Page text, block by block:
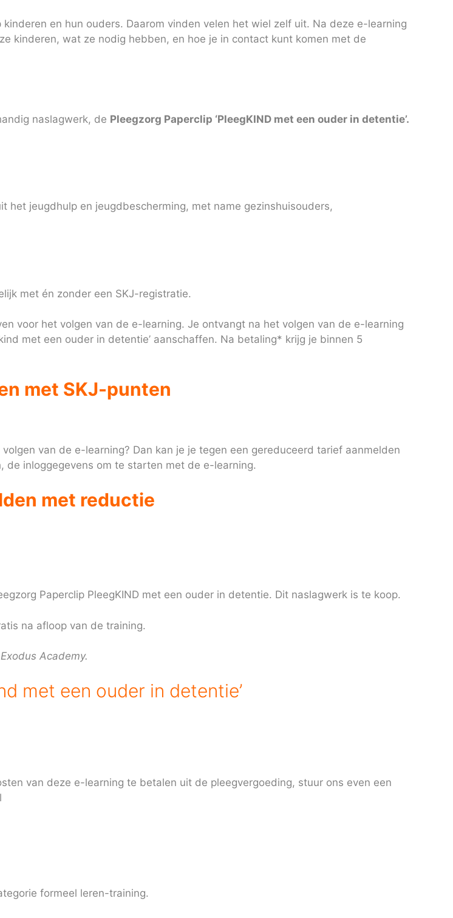
en hun ouders. Daarom vinden velen het wiel zelf uit. Na deze e-learning
kinderen, wat ze nodig hebben, en hoe je in contact kunt komen met de
naslagwerk, de Pleegzorg Paperclip ‘PleegKIND met een ouder in detentie’.
het jeugdhulp en jeugdbescherming, met name gezinshuisouders,
met én zonder een SKJ-registratie.
voor het volgen van de e-learning. Je ontvangt na het volgen van de e-learning
met een ouder in detentie’ aanschaffen. Na betaling* krijg je binnen 5
met SKJ-punten
van de e-learning? Dan kan je je tegen een gereduceerd tarief aanmelden
inloggegevens om te starten met de e-learning.
met reductie
Paperclip PleegKIND met een ouder in detentie. Dit naslagwerk is te koop.
na afloop van de training.
Academy.
met een ouder in detentie’
van deze e-learning te betalen uit de pleegvergoeding, stuur ons even een
formeel leren-training.